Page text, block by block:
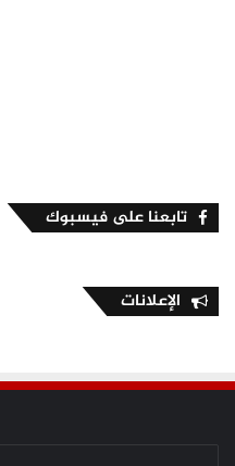
تابعنا على فيسبوك
الإعلانات